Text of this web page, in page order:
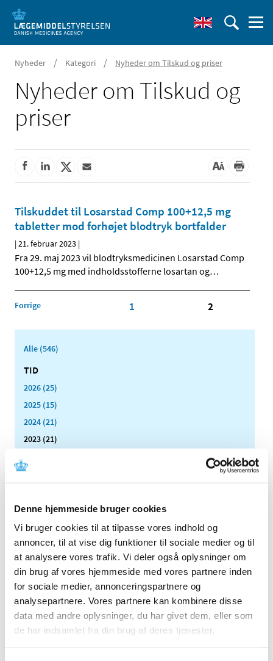
Denne hjemmeside bruger cookies
Vi bruger cookies til at tilpasse vores indhold og
annoncer, til at vise dig funktioner til sociale medier og til
at analysere vores trafik. Vi deler også oplysninger om
din brug af vores hjemmeside med vores partnere inden
for sociale medier, annonceringspartnere og
analysepartnere. Vores partnere kan kombinere disse
data med andre oplysninger, du har givet dem, eller som
de har indsamlet fra din brug af deres tjenester.
Nyheder / Kategori / Nyheder om Tilskud og priser
Nyheder om Tilskud og
priser
Tilskuddet til Losarstad Comp 100+12,5 mg
tabletter mod forhøjet blodtryk bortfalder
|21. februar 2023 |
Fra 29. maj 2023 vil blodtryksmedicinen Losarstad Comp
100+12,5 mg med indholdsstofferne losartan og…
Forrige 1 2
Alle (546)
TID
2026 (25)
2025 (15)
2024 (21)
2023 (21)
oktober (3)
juni (1)
maj (1)
april (3)
marts (1)
februar (2)
2022 (11)
2021 (38)
2020 (19)